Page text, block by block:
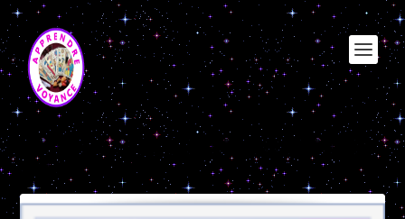
Étiquette :Olle numerologie Nombre
actif